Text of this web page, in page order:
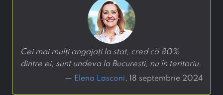
Cei mai mulți angajați la stat, cred că 80%
dintre ei, sunt undeva la București, nu în teritoriu.
— Elena Lasconi, 18 septembrie 2024